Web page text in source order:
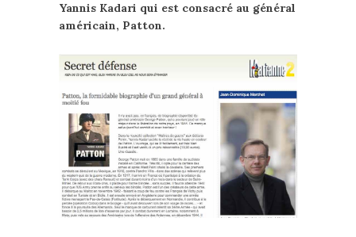
Yannis Kadari qui est consacré au général
américain, Patton.